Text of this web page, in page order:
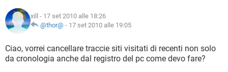
HARDWARE
INSTAGRAM
TIKTOK FACEBOOK
iOS
INSTAGRAM
TIKTOK FACEBOOK
COVID-19
INTRATTENIMENTO ANDROID
INSTAGRAM WHATSAPP
GLOSSARIO
COVID-19
INTRATTENIMENTO ANDROID
xill
- 17 set 2010 alle 18:26
@thor@ - 17 set 2010 alle 19:05
Ciao, vorrei cancellare traccie siti visitati di recenti non solo
da cronologia anche dal registro del pc come devo fare?